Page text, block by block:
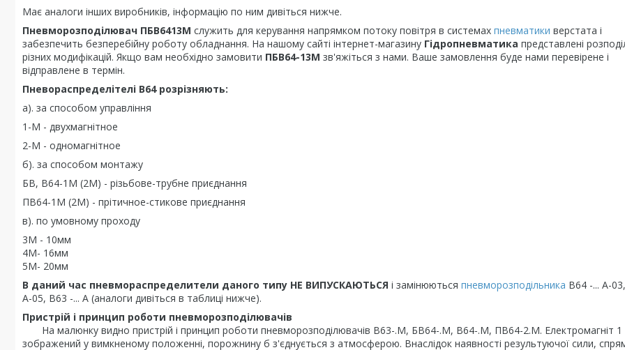
Має аналоги інших виробників, інформацію по ним дивіться нижче.
Пневморозподілювач ПБВ6413М служить для керування напрямком потоку повітря в системах пневматики верстата і
забезпечить безперебійну роботу обладнання. На нашому сайті інтернет-магазину Гідропневматика представлені
різних модифікацій. Якщо вам необхідно замовити ПБВ64-13М зв'яжіться з нами. Ваше замовлення буде нами перевірене і
відправлене в термін.
Пневораспределітелі В64 розрізняють:
а). за способом управління
1-М - двухмагнітное
2-М - одномагнітное
б). за способом монтажу
БВ, В64-1М (2М) - різьбове-трубне приєднання
ПВ64-1М (2М) - прітичное-стикове приєднання
в). по умовному проходу
3М - 10мм
4М- 16мм
5М- 20мм
В даний час пневмораспределители даного типу НЕ ВИПУСКАЮТЬСЯ і замінюються пневморозподільника В64 -... А-
А-05, В63 -... А (аналоги дивіться в таблиці нижче).
Пристрій і принцип роботи пневморозподілювачів
На малюнку видно пристрій і принцип роботи пневморозподілювачів В63-.М, БВ64-.М, В64-.М, ПВ64-2.М. Електромагніт 1
зображений у вимкненому положенні, порожнину б з'єднується з атмосферою. Внаслідок наявності результуючої сили,